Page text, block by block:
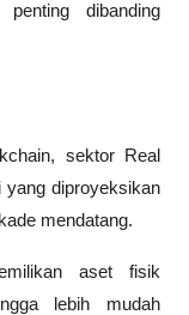
dibanding
sektor Real
yang diproyeksikan
mendatang.
aset fisik
lebih mudah